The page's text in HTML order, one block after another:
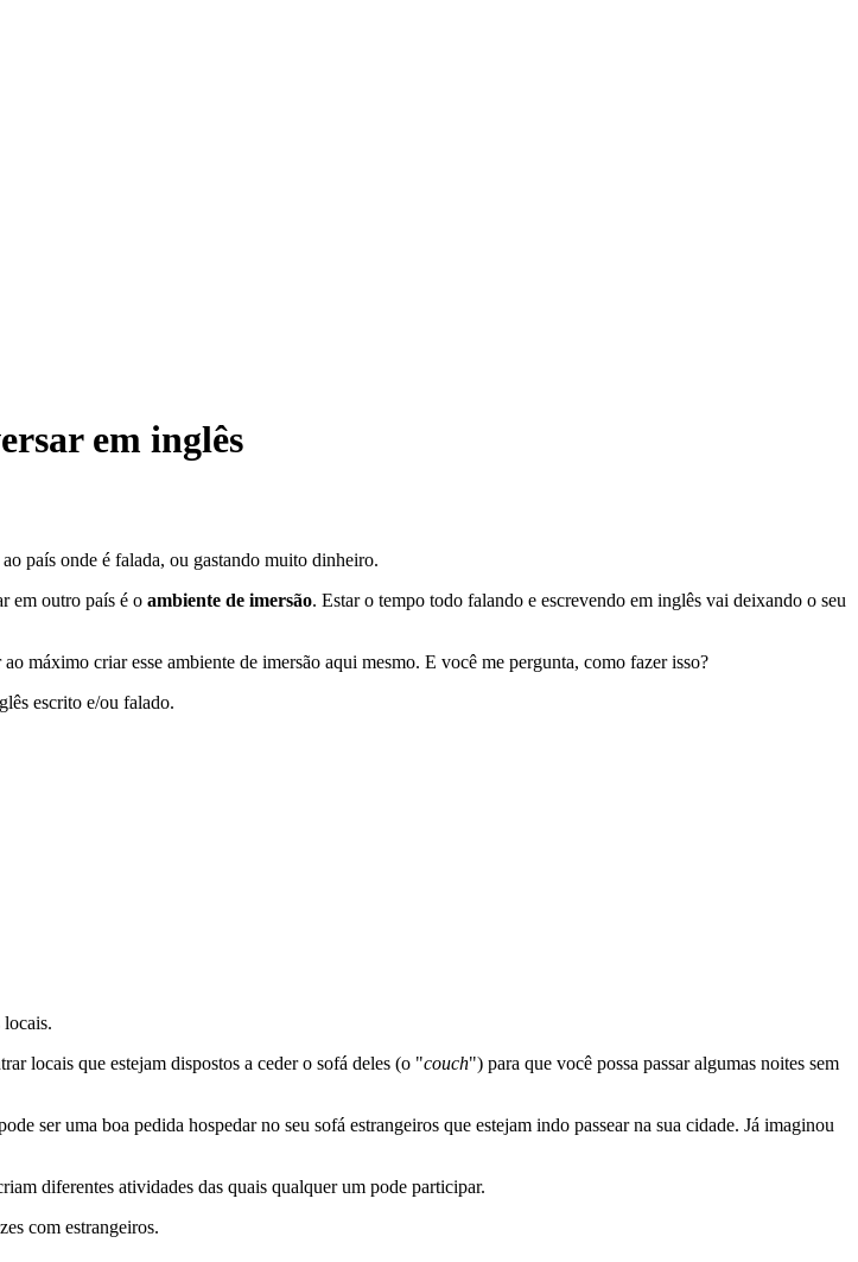
em inglês
país onde é falada, ou gastando muito dinheiro.
em outro país é o ambiente de imersão. Estar o tempo todo falando e escrevendo em inglês vai deixando o seu
máximo criar esse ambiente de imersão aqui mesmo. E você me pergunta, como fazer isso?
escrito e/ou falado.
locais.
locais que estejam dispostos a ceder o sofá deles (o "couch") para que você possa passar algumas noites sem
ser uma boa pedida hospedar no seu sofá estrangeiros que estejam indo passear na sua cidade. Já imaginou
diferentes atividades das quais qualquer um pode participar.
com estrangeiros.